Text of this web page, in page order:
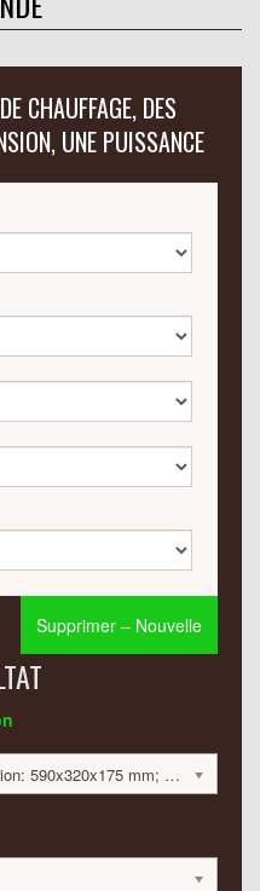
CHAUFFAGE, DES
UNE PUISSANCE
Supprimer – Nouvelle
Type: Chauffage central; Dimension: 590x320x175 mm; 337 Watt:; 937 €